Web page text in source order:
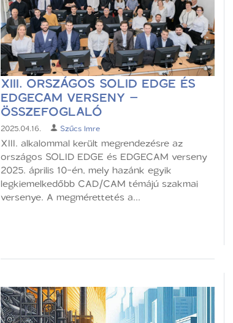
XIII. ORSZÁGOS SOLID EDGE ÉS
EDGECAM VERSENY –
ÖSSZEFOGLALÓ
2025.04.16. Szűcs Imre
XIII. alkalommal került megrendezésre az
országos SOLID EDGE és EDGECAM verseny
2025. április 10-én, mely hazánk egyik
legkiemelkedőbb CAD/CAM témájú szakmai
versenye. A megmérettetés a...